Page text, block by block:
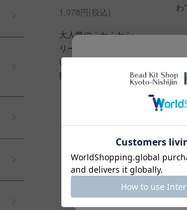
1,078円(税込)
大人気のふわふわシ
リーズから、 かわ
いくてポピュラーな
動物達が登場!!
8月7日（金）まで何回でも
コー